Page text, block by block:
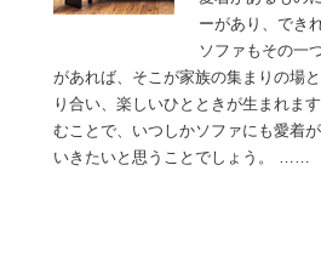
ーがあり、でき
ソファもその一
があれば、そこが家族の集まりの場
り合い、楽しいひとときが生まれま
むことで、いつしかソファにも愛着
いきたいと思うことでしょう。 ……